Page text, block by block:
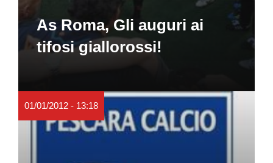
As Roma, Gli auguri ai
tifosi giallorossi!
01/01/2012 - 13:18